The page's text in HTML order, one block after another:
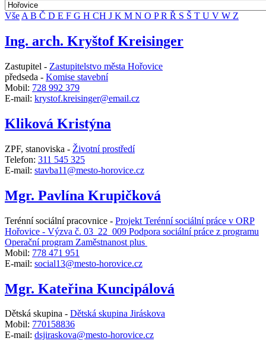
Vše A B Č D E F G H CH J K M N O PR Ř S Š T U V W Z
Ing. arch. Kryštof Kreisinger
Zastupitel - Zastupitelstvo města Hořovice
předseda - Komise stavební
Mobil: 728 992 379
E-mail: krystof.kreisinger@email.cz
Kliková Kristýna
ZPF, stanoviska - Životní prostředí
Telefon: 311 545 325
E-mail: stavba11@mesto-horovice.cz
Mgr. Pavlína Krupičková
Terénní sociální pracovnice - Projekt Terénní sociální práce v ORP
Hořovice - Výzva č. 03_22_009 Podpora sociální práce z programu
Operační program Zaměstnanost plus
Mobil: 778 471 951
E-mail: social13@mesto-horovice.cz
Mgr. Kateřina Kuncipálová
Dětská skupina - Dětská skupina Jiráskova
Mobil: 770158836
E-mail: dsjiraskova@mesto-horovice.cz